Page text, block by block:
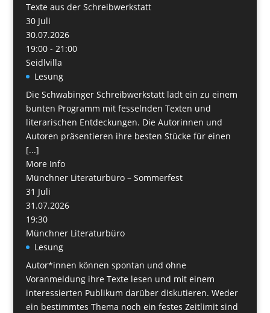
Texte aus der Schreibwerkstatt
30 Juli
30.07.2026
19:00 - 21:00
Seidlvilla
Lesung
Die Schwabinger Schreibwerkstatt lädt ein zu einem
bunten Programm mit fesselnden Texten und
literarischen Entdeckungen. Die Autorinnen und
Autoren präsentieren ihre besten Stücke für einen
[...]
More Info
Münchner Literaturbüro – Sommerfest
31 Juli
31.07.2026
19:30
Münchner Literaturbüro
Lesung
Autor*innen können spontan und ohne
Voranmeldung ihre Texte lesen und mit einem
interessierten Publikum darüber diskutieren. Weder
ein bestimmtes Thema noch ein festes Zeitlimit sind